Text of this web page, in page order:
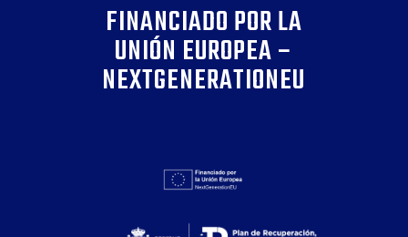
FINANCIADO POR LA
UNIÓN EUROPEA –
NEXTGENERATIONEU